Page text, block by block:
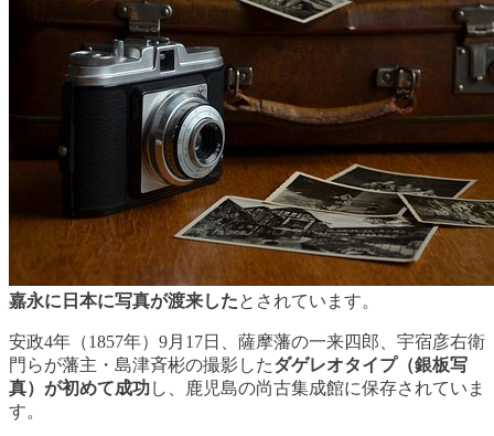
嘉永に日本に写真が渡来したとされています。
安政4年（1857年）9月17日、薩摩藩の一来四郎、宇宿彦右衛
門らが藩主・島津斉彬の撮影したダゲレオタイプ（銀板写
真）が初めて成功し、鹿児島の尚古集成館に保存されていま
す。